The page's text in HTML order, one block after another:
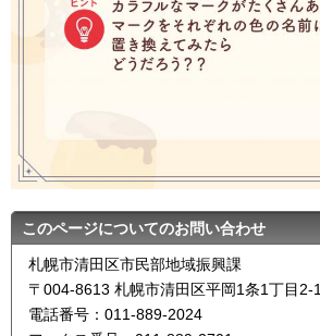
このページについてのお問い合わせ
札幌市清田区市民部地域振興課
〒004-8613 札幌市清田区平岡1条1丁目2-1
電話番号：011-889-2024